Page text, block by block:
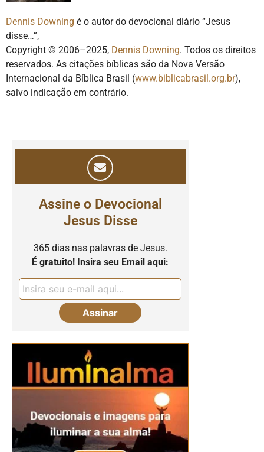
Dennis Downing é o autor do devocional diário “Jesus
disse…”,
Copyright © 2006–2025, Dennis Downing. Todos os direitos
reservados. As citações bíblicas são da Nova Versão
Internacional da Bíblica Brasil (www.biblicabrasil.org.br),
salvo indicação em contrário.
Assine o Devocional
Jesus Disse
365 dias nas palavras de Jesus.
É gratuito! Insira seu Email aqui: